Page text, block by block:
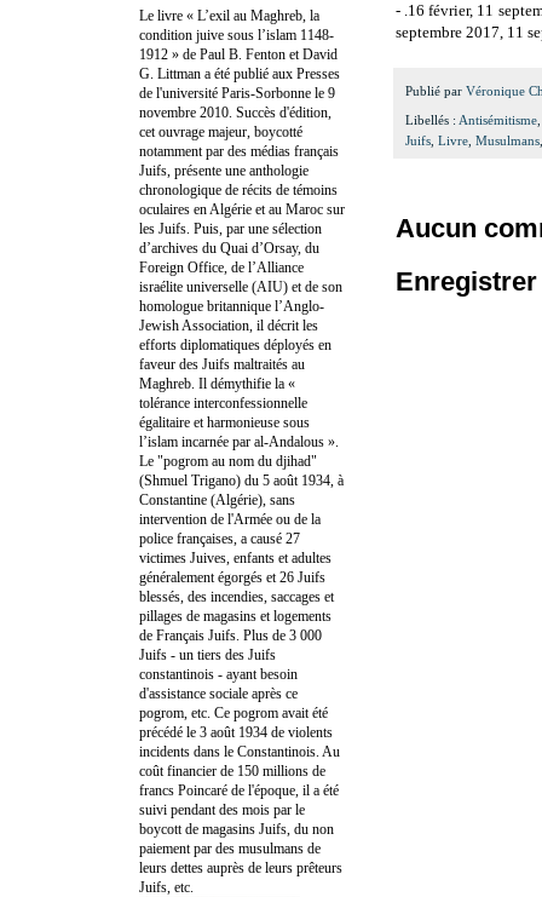
- .16 février, 11
septembre 2017, 11
Publié par Véronique
Libellés : Antisémitisme,
Juifs, Livre, Musulmans
Aucun
Le livre « L’exil au Maghreb, la
condition juive sous l’islam 1148-
1912 » de Paul B. Fenton et David
G. Littman a été publié aux Presses
de l'université Paris-Sorbonne le 9
novembre 2010. Succès d'édition,
cet ouvrage majeur, boycotté
notamment par des médias français
Juifs, présente une anthologie
chronologique de récits de témoins
oculaires en Algérie et au Maroc sur
les Juifs. Puis, par une sélection
d’archives du Quai d’Orsay, du
Foreign Office, de l’Alliance
israélite universelle (AIU) et de son
homologue britannique l’Anglo-
Jewish Association, il décrit les
efforts diplomatiques déployés en
faveur des Juifs maltraités au
Maghreb. Il démythifie la «
tolérance interconfessionnelle
égalitaire et harmonieuse sous
l’islam incarnée par al-Andalous ».
Le "pogrom au nom du djihad"
(Shmuel Trigano) du 5 août 1934, à
Constantine (Algérie), sans
intervention de l'Armée ou de la
police françaises, a causé 27
victimes Juives, enfants et adultes
généralement égorgés et 26 Juifs
blessés, des incendies, saccages et
pillages de magasins et logements
de Français Juifs. Plus de 3 000
Juifs - un tiers des Juifs
constantinois - ayant besoin
d'assistance sociale après ce
pogrom, etc. Ce pogrom avait été
précédé le 3 août 1934 de violents
incidents dans le Constantinois. Au
coût financier de 150 millions de
francs Poincaré de l'époque, il a été
suivi pendant des mois par le
boycott de magasins Juifs, du non
paiement par des musulmans de
leurs dettes auprès de leurs prêteurs
Juifs, etc.